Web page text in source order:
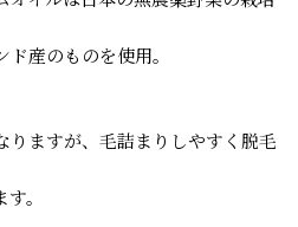
産のものを使用。
りますが、毛詰まりしやすく脱毛
。